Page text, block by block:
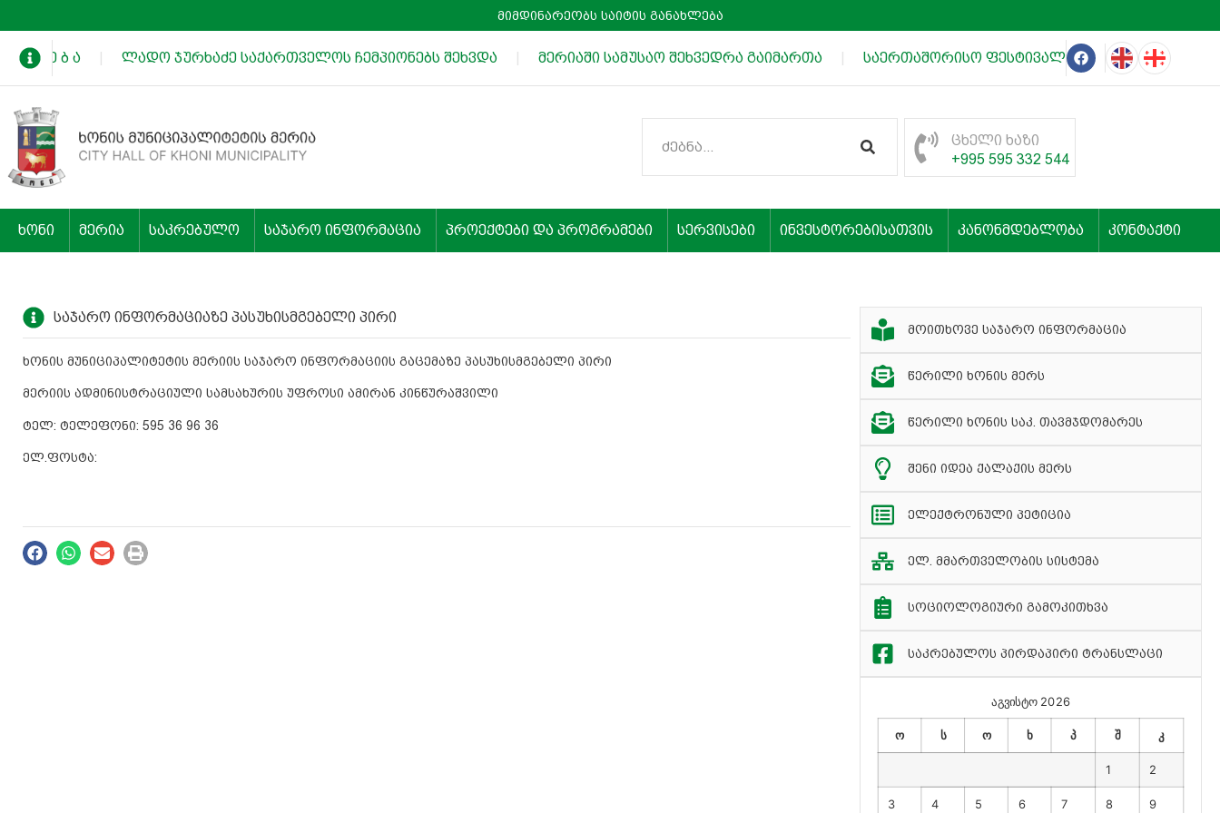
მიმდინარეობს საიტის განახლება
ხ ა დ ე ბ ა ლადო ჯურხაძე საქართველოს ჩემპიონებს შეხვდა მერიაში სამუსაო შეხვედრა გაიმართა საერთაშორისო ფესტივალის „თეატრალური
ცხელი ხაზი
+995 595 332 544
ხონი მერია საკრებულო საჯარო ინფორმაცია პროექტები და პროგრამები სერვისები ინვესტორებისათვის კანონმდებლობა კონტაქტი
საჯარო ინფორმაციაზე პასუხისმგებელი პირი
ხონის მუნიციპალიტეტის მერიის საჯარო ინფორმაციის გაცემაზე პასუხისმგებელი პირი
მერიის ადმინისტრაციული სამსახურის უფროსი ამირან კინწურაშვილი
ტელ: ტელეფონი: 595 36 96 36
ელ.ფოსტა:
მოითხოვე საჯარო ინფორმაცია
წერილი ხონის მერს
წერილი ხონის საკ. თავმჯდომარეს
შენი იდეა ქალაქის მერს
ელექტრონული პეტიცია
ელ. მმართველობის სისტემა
სოციოლოგიური გამოკითხვა
საკრებულოს პირდაპირი ტრანსლაცი
აგვისტო 2026
ო ს ო ხ პ შ კ
1 2
3 4 5 6 7 8 9